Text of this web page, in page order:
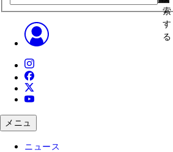
索
す
る
メニュ
ニュース